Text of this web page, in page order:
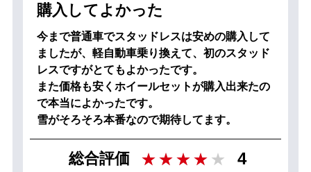
購入してよかった
今まで普通車でスタッドレスは安めの購入して
ましたが、軽自動車乗り換えて、初のスタッド
レスですがとてもよかったです。
また価格も安くホイールセットが購入出来たの
で本当によかったです。
雪がそろそろ本番なので期待してます。
総合評価 4